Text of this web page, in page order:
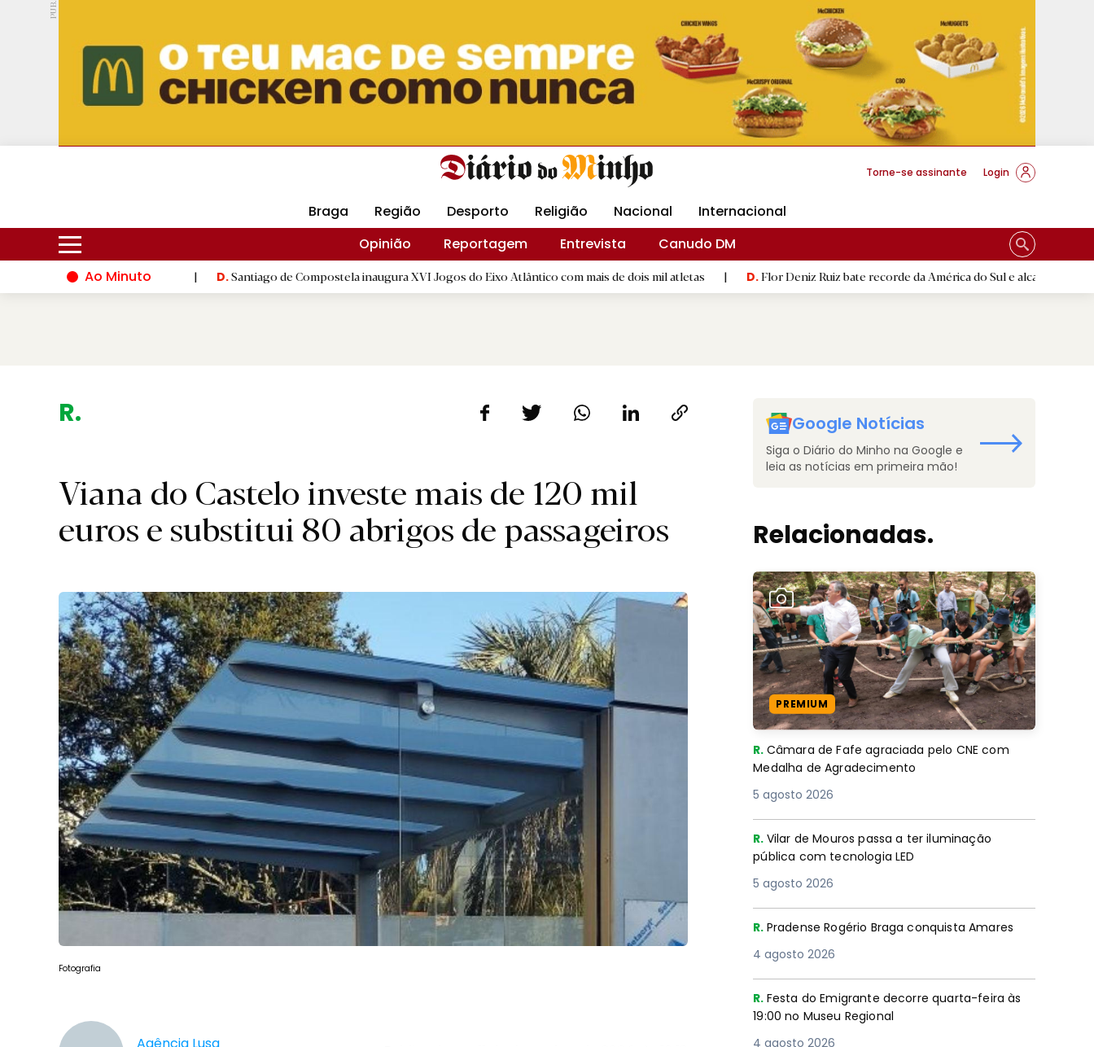
PUB.
Hoje 16ºC 30ºC DMtv Revista Minha Gráfica DM Livraria DM Arquidiocese Braga
Torne-se assinante Login
Braga Região Desporto Religião Nacional
Internacional
Opinião
Reportagem Entrevista
Canudo DM
Ao Minuto
mundo da moda | D. Santiago de Compostela inaugura XVI Jogos do Eixo Atlântico com mais de dois mil atletas | D.Flor Deniz Ruiz bate recorde da América do Sul e alcança segunda melhor
Região.
Viana do Castelo investe mais de 120 mil
euros e substitui 80 abrigos de passageiros
Fotografia
Google Notícias
Siga o Diário do Minho na Google e
leia as notícias em primeira mão!
Relacionadas.
PREMIUM
R. Câmara de Fafe agraciada pelo CNE com
Medalha de Agradecimento
5 agosto 2026
R. Vilar de Mouros passa a ter iluminação
pública com tecnologia LED
5 agosto 2026
R. Pradense Rogério Braga conquista Amares
4 agosto 2026
R. Festa do Emigrante decorre quarta-feira às
19:00 no Museu Regional
4 agosto 2026